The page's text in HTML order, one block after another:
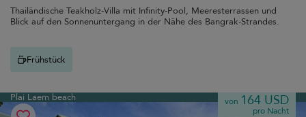
Thailändische Teakholz-Villa mit Infinity-Pool, Meeresterrassen und
Blick auf den Sonnenuntergang in der Nähe des Bangrak-Strandes.
Frühstück
Plai Laem beach von 164 USD
pro Nacht